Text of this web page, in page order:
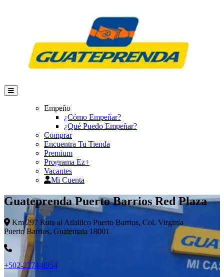
Empeño
¿Cómo Empeñar?
¿Qué Puedo Empeñar?
Comprar
Encuentra Tu Tienda
Premium
Programa Ez+
Vacantes
Mi Cuenta
Guateprenda Puerto Barrios Red Plaza
Km 297 Ruta al Atlalilco Puerto Barrios, Col. Virginia
Puerto Barrios, Guatemala 18001
+502-2374-8954